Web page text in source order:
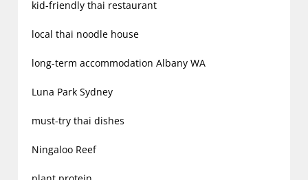
kid-friendly thai restaurant
local thai noodle house
long-term accommodation Albany WA
Luna Park Sydney
must-try thai dishes
Ningaloo Reef